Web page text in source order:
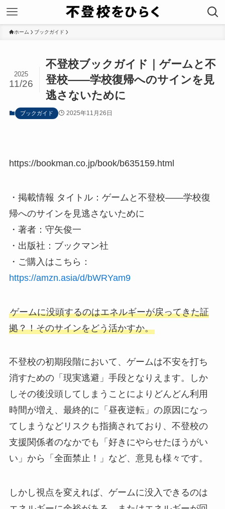
ホーム ブックガイド
不登校ブックガイド｜ゲームと不
登校――学校復帰へのサインを見
逃さないために
2025
11/26
ブックガイド 2025年11月26日
https://bookman.co.jp/book/b635159.html
・掲載情報 タイトル：ゲームと不登校――学校復
帰へのサインを見逃さないために
・著者：守矢俊一
・出版社：ブックマン社
・ご購入はこちら：
https://amzn.asia/d/bWRYam9
ゲームに没頭するのはエネルギーが戻ってきた証
拠？！そのサインをどう活かすか。
不登校の初期段階において、ゲームは不安を打ち
消すための「現実逃避」手段となりえます。しか
しその後没頭してしまうことによりどんどん利用
時間が増え、最終的に「昼夜逆転」の原因になっ
てしまうなどリスクも指摘されており、不登校の
支援関係者のなかでも「好きにやらせたほうがい
い」から「全面禁止！」など、意見も様々です。
しかし視点を変えれば、ゲームに没入できるのは